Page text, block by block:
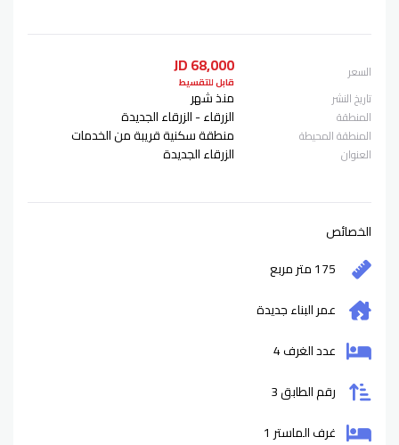
السعر 68,000 JD
قابل للتقسيط
تاريخ النشر منذ شهر
المنطقة الزرقاء - الزرقاء الجديدة
المنطقة المحيطة منطقة سكنية قريبة من الخدمات
العنوان الزرقاء الجديدة
الخصائص
175 متر مربع
عمر البناءجديدة
عدد الغرف 4
رقم الطابق 3
غرف الماستر 1